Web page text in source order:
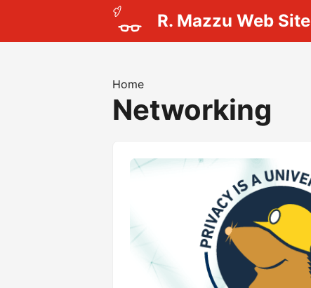
R. Mazzu Web Site
Home
Networking